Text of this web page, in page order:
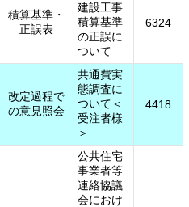
積算基準・
正誤表
建設工事
積算基準
の正誤に
ついて
6324
改定過程で
の意見照会
共通費実
態調査に
ついて＜
受注者様
＞
4418
公共住宅
事業者等
連絡協議
会におけ